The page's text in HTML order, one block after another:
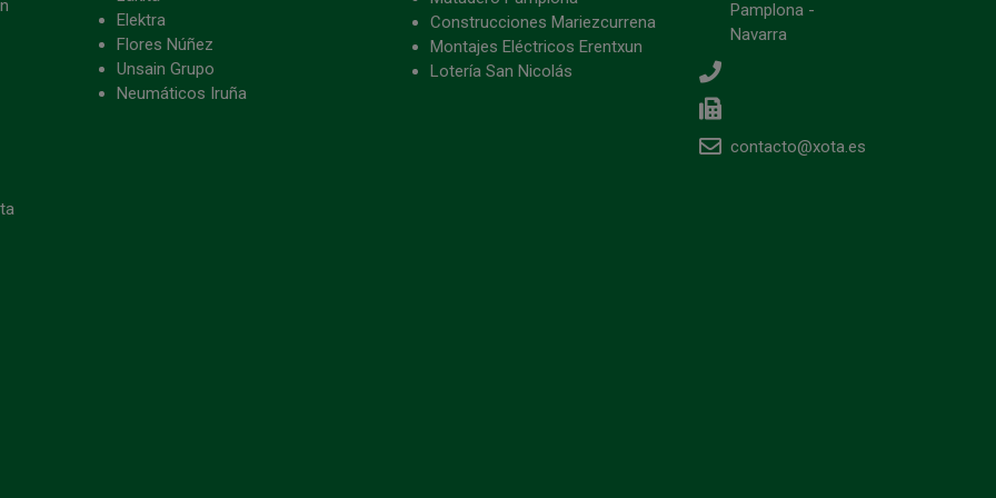
Elektra
Flores Núñez
Unsain Grupo
Neumáticos Iruña
Construcciones Mariezcurrena
Montajes Eléctricos Erentxun
Lotería San Nicolás
Pamplona -
Navarra
contacto@xota.es